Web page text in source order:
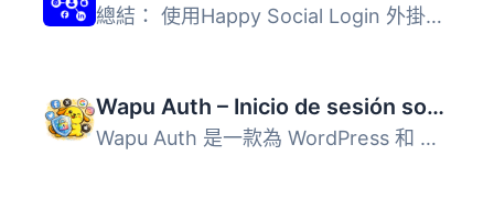
總結： 使用Happy Social Login 外掛讓使用者可以透過其喜愛...
Wapu Auth – Inicio de sesión social para WordPress y WooCommerce
Wapu Auth 是一款為 WordPress 和 WooCommerce 提供 Google ...